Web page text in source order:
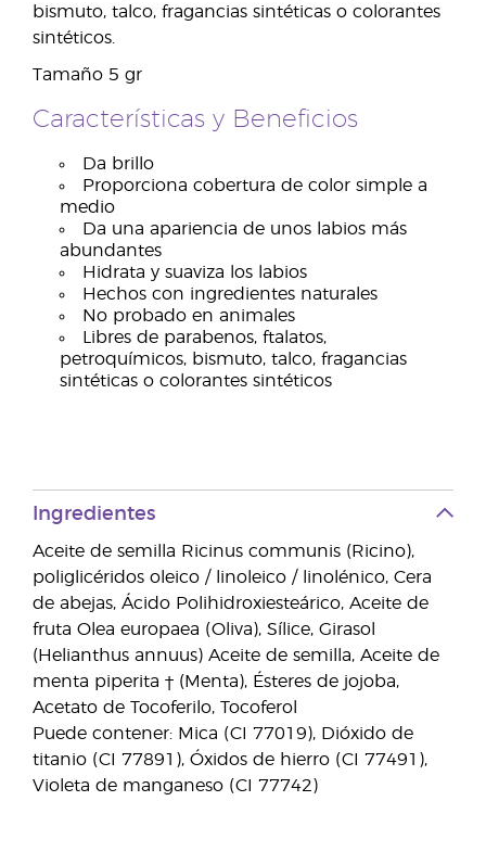
bismuto, talco, fragancias sintéticas o colorantes
sintéticos.
Tamaño 5 gr
Características y Beneficios
Da brillo
Proporciona cobertura de color simple a
medio
Da una apariencia de unos labios más
abundantes
Hidrata y suaviza los labios
Hechos con ingredientes naturales
No probado en animales
Libres de parabenos, ftalatos,
petroquímicos, bismuto, talco, fragancias
sintéticas o colorantes sintéticos
Ingredientes
Aceite de semilla Ricinus communis (Ricino),
poliglicéridos oleico / linoleico / linolénico, Cera
de abejas, Ácido Polihidroxiesteárico, Aceite de
fruta Olea europaea (Oliva), Sílice, Girasol
(Helianthus annuus) Aceite de semilla, Aceite de
menta piperita † (Menta), Ésteres de jojoba,
Acetato de Tocoferilo, Tocoferol
Puede contener: Mica (CI 77019), Dióxido de
titanio (CI 77891), Óxidos de hierro (CI 77491),
Violeta de manganeso (CI 77742)